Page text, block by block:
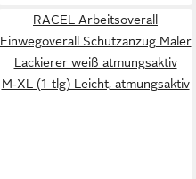
RACEL Arbeitsoverall
Einwegoverall Schutzanzug Maler
Lackierer weiß atmungsaktiv
M‑XL (1-tlg) Leicht, atmungsaktiv